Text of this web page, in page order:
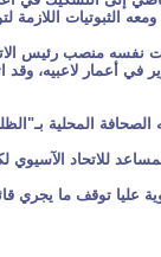
الثبوتيات اللازمة
نفسه منصب رئيس
في أعمار لاعبيه،
المحلية
للاتحاد
عليا توقف ما